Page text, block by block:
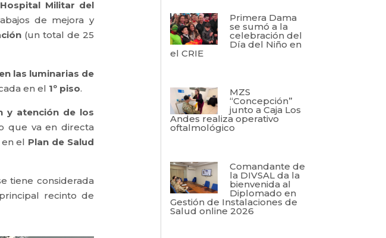
Hospital Militar del
de mejora y
(un total de 25
las luminarias de
en el 1º piso.
y atención de los
que va en directa
el Plan de Salud
tiene considerada
recinto de
Primera Dama
se sumó a la
celebración del
Día del Niño en
el CRIE
MZS
“Concepción”
junto a Caja Los
Andes realiza operativo
oftalmológico
Comandante de
la DIVSAL da la
bienvenida al
Diplomado en
Gestión de Instalaciones de
Salud online 2026